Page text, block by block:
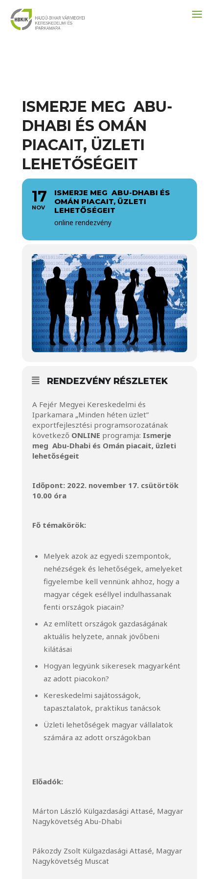
ISMERJE MEG ABU-
DHABI ÉS OMÁN
PIACAIT, ÜZLETI
LEHETŐSÉGEIT
17
NOV
ISMERJE MEG ABU-DHABI ÉS
OMÁN PIACAIT, ÜZLETI
LEHETŐSÉGEIT
online rendezvény
RENDEZVÉNY RÉSZLETEK
A Fejér Megyei Kereskedelmi és
Iparkamara „Minden héten üzlet”
exportfejlesztési programsorozatának
következő ONLINE programja: Ismerje
meg Abu-Dhabi és Omán piacait, üzleti
lehetőségeit
Időpont: 2022. november 17. csütörtök
10.00 óra
Fő témakörök:
Melyek azok az egyedi szempontok,
nehézségek és lehetőségek, amelyeket
figyelembe kell vennünk ahhoz, hogy a
magyar cégek eséllyel indulhassanak
fenti országok piacain?
Az említett országok gazdaságának
aktuális helyzete, annak jövőbeni
kilátásai
Hogyan legyünk sikeresek magyarként
az adott piacokon?
Kereskedelmi sajátosságok,
tapasztalatok, praktikus tanácsok
Üzleti lehetőségek magyar vállalatok
számára az adott országokban
Előadók:
Márton László Külgazdasági Attasé, Magyar
Nagykövetség Abu-Dhabi
Pákozdy Zsolt Külgazdasági Attasé, Magyar
Nagykövetség Muscat